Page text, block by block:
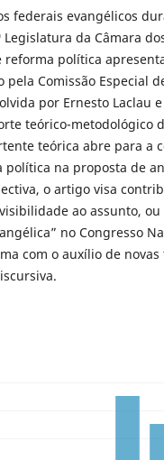
federais evangélicos
da Câmara
política
pela Comissão Especial
por Ernesto Laclau
teórico-metodológico
teórica abre para a
na proposta de
o artigo visa
ao assunto, ou
no Congresso
com o auxílio de